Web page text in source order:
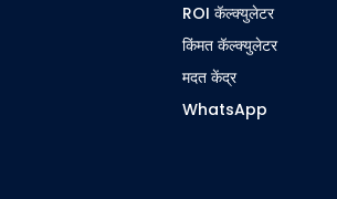
ROI कॅल्क्युलेटर
किंमत कॅल्क्युलेटर
मदत केंद्र
WhatsApp